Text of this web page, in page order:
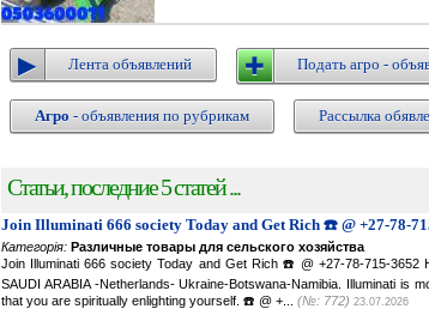
Лента объявлений Подать агро -
Агро - объявления по рубрикам Рассылка
Статьи, последние 5 статей ...
Join Illuminati 666 society Today and Get Rich ☎️ @ +27-78-
Категорія: Различные товары для сельского хозяйства
Join Illuminati 666 society Today and Get Rich ☎️ @ +27-78-715-3652
SAUDI ARABIA -Netherlands- Ukraine-Botswana-Namibia. Illuminati is
that you are spiritually enlighting yourself. ☎️ @ +... (№: 772) 23.07.2026